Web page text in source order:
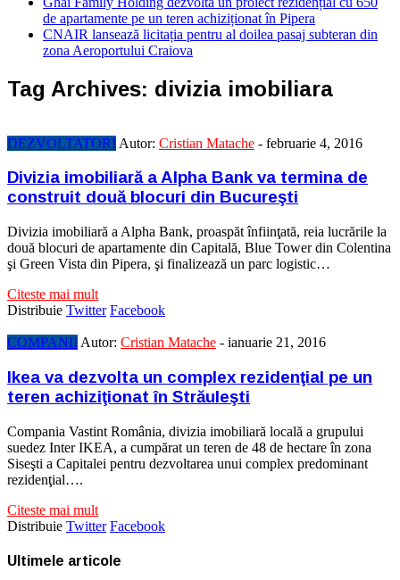
de apartamente pe un teren achiziționat în Pipera
CNAIR lansează licitația pentru al doilea pasaj subteran din
zona Aeroportului Craiova
Tag Archives: divizia imobiliara
DEZVOLTATORI Autor: Cristian Matache - februarie 4, 2016
Divizia imobiliară a Alpha Bank va termina de
construit două blocuri din Bucureşti
Divizia imobiliară a Alpha Bank, proaspăt înfiinţată, reia lucrările la
două blocuri de apar­ta­mente din Capitală, Blue Tower din Colentina
şi Green Vista din Pipera, şi fina­lizează un parc logistic…
Citeste mai mult
Distribuie Twitter Facebook
COMPANII Autor: Cristian Matache - ianuarie 21, 2016
Ikea va dezvolta un complex rezidenţial pe un
teren achiziţionat în Străuleşti
Compania Vastint România, divizia imobiliară locală a grupului
suedez Inter IKEA, a cumpărat un teren de 48 de hectare în zona
Siseşti a Capitalei pentru dezvoltarea unui complex predominant
rezidenţial….
Citeste mai mult
Distribuie Twitter Facebook
Ultimele articole